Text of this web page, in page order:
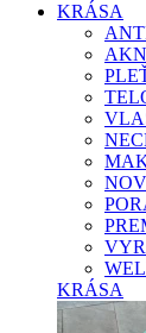
KRÁSA
KRÁSA